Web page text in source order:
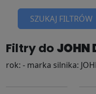
SZUKAJ FILTRÓW
Filtry do JOHN
rok: - marka silnika: